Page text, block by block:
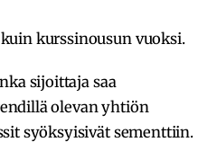
kurssinousun vuoksi.
sijoittaja saa
olevan yhtiön
syöksyisivät sementtiin.